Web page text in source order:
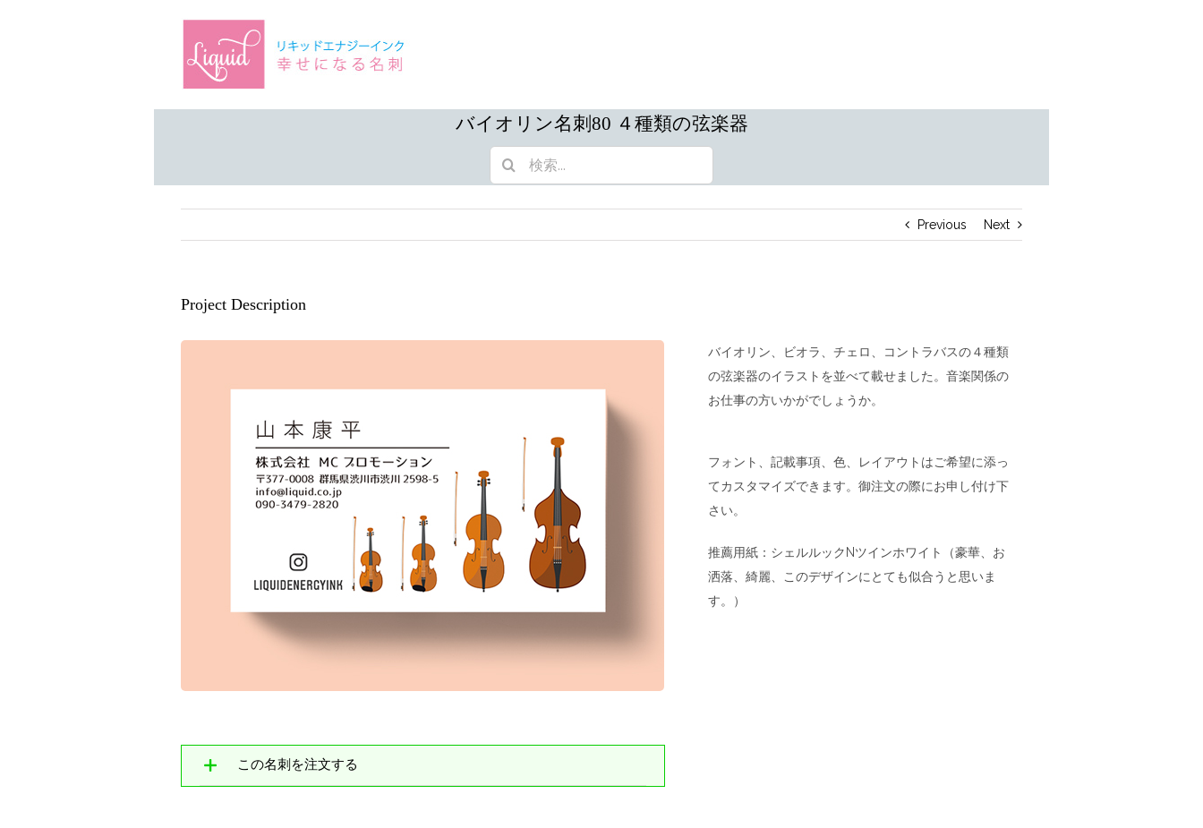
バイオリン名刺80 ４種類の弦楽器
索
Previous
Next
Project Description
バイオリン、ビオラ、チェロ、コントラバスの４種類
の弦楽器のイラストを並べて載せました。音楽関係の
お仕事の方いかがでしょうか。
フォント、記載事項、色、レイアウトはご希望に添っ
てカスタマイズできます。御注文の際にお申し付け下
さい。
推薦用紙：シェルルックNツインホワイト（豪華、お
洒落、綺麗、このデザインにとても似合うと思いま
す。）
この名刺を注文する